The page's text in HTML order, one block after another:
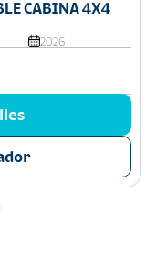
CABINA 4X4
2026